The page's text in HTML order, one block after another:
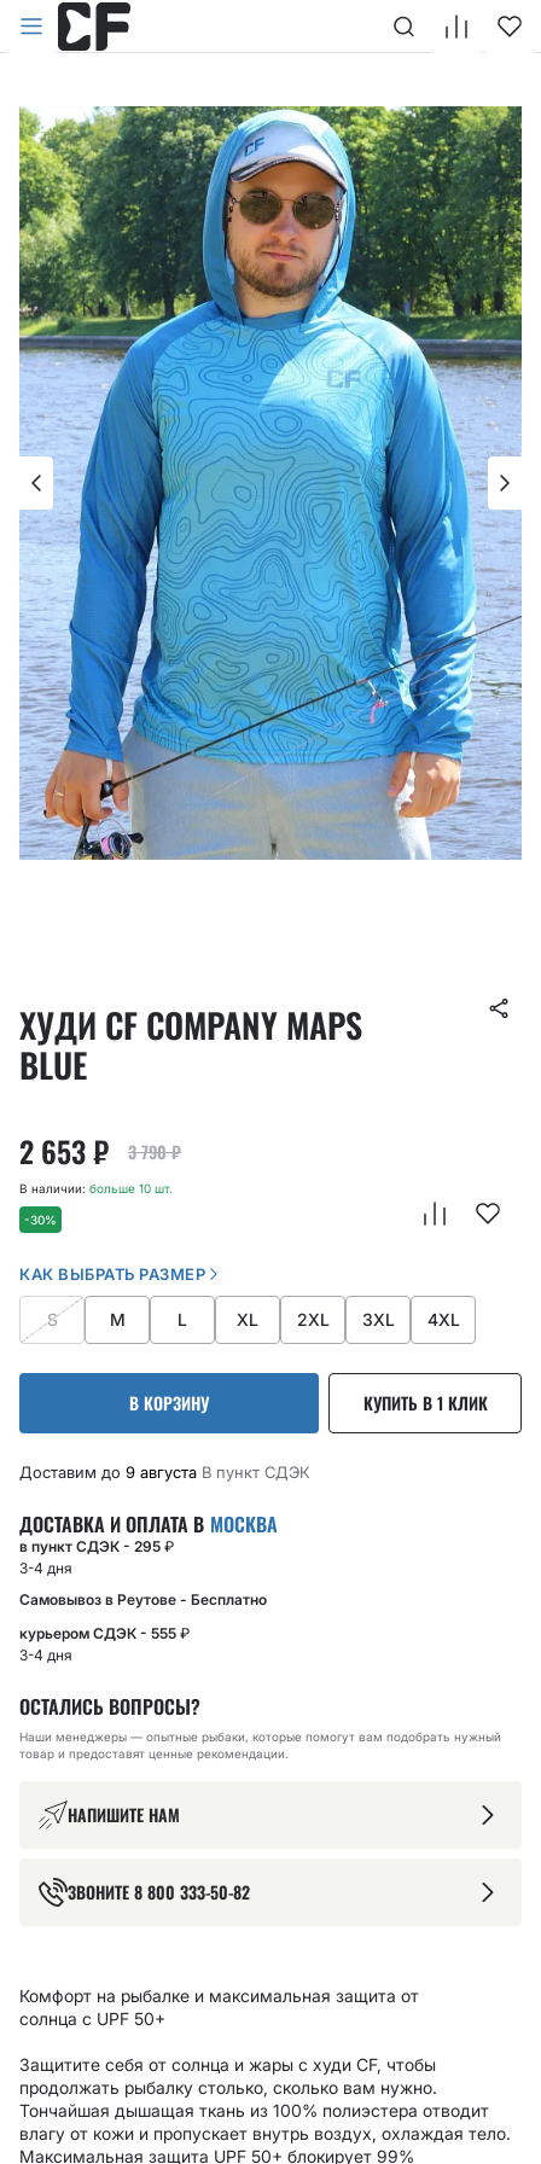
ХУДИ CF COMPANY MAPS
BLUE
2 653₽ 3 790₽
-30%
В наличии: больше 10 шт.
КАК ВЫБРАТЬ РАЗМЕР
S M L XL 2XL 3XL 4XL
В КОРЗИНУ КУПИТЬ В 1 КЛИК
Доставим до 9 августа В пункт CДЭК
ДОСТАВКА И ОПЛАТА В МОСКВА
в пункт СДЭК - 295 ₽
3-4 дня
Самовывоз в Реутове - Бесплатно
курьером СДЭК - 555 ₽
3-4 дня
ОСТАЛИСЬ ВОПРОСЫ?
Наши менеджеры — опытные рыбаки, которые помогут вам подобрать нужный
товар и предоставят ценные рекомендации.
НАПИШИТЕ НАМ
ЗВОНИТЕ8 800 333-50-82
НАЗАД
Комфорт на рыбалке и максимальная защита от
солнца с UPF 50+
Защитите себя от солнца и жары с худи CF, чтобы
продолжать рыбалку столько, сколько вам нужно.
Тончайшая дышащая ткань из 100% полиэстера отводит
влагу от кожи и пропускает внутрь воздух, охлаждая тело.
Максимальная защита UPF 50+ блокирует 99%